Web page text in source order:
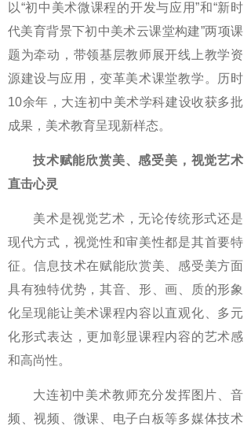
以“初中美术微课程的开发与应用”和“新时
代美育背景下初中美术云课堂构建”两项课
题为牵动，带领基层教师展开线上教学资
源建设与应用，变革美术课堂教学。历时
10余年，大连初中美术学科建设收获多批
成果，美术教育呈现新样态。
技术赋能欣赏美、感受美，视觉艺术
直击心灵
美术是视觉艺术，无论传统形式还是
现代方式，视觉性和审美性都是其首要特
征。信息技术在赋能欣赏美、感受美方面
具有独特优势，其音、形、画、质的形象
化呈现能让美术课程内容以直观化、多元
化形式表达，更加彰显课程内容的艺术感
和高尚性。
大连初中美术教师充分发挥图片、音
频、视频、微课、电子白板等多媒体技术